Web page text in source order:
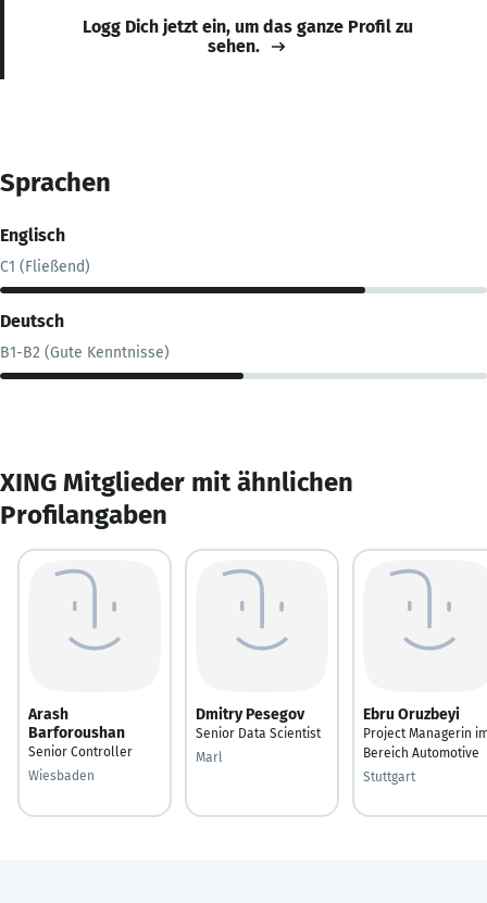
Logg Dich jetzt ein, um das ganze Profil zu
sehen.
Sprachen
Englisch
C1 (Fließend)
Deutsch
B1-B2 (Gute Kenntnisse)
XING Mitglieder mit ähnlichen
Profilangaben
Arash
Barforoushan
Senior Controller
Wiesbaden
Dmitry Pesegov
Senior Data Scientist
Marl
Ebru Oruzbeyi
Project Managerin
Bereich Automotive
Stuttgart